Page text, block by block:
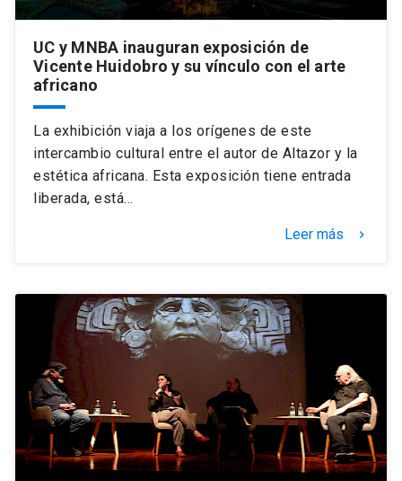
UC y MNBA inauguran exposición de
Vicente Huidobro y su vínculo con el arte
africano
La exhibición viaja a los orígenes de este
intercambio cultural entre el autor de Altazor y la
estética africana. Esta exposición tiene entrada
liberada, está…
Leer más keyboard_arrow_right